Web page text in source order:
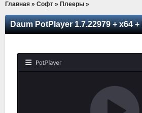
Главная » Софт » Плееры »
Daum PotPlayer 1.7.22979 + x64